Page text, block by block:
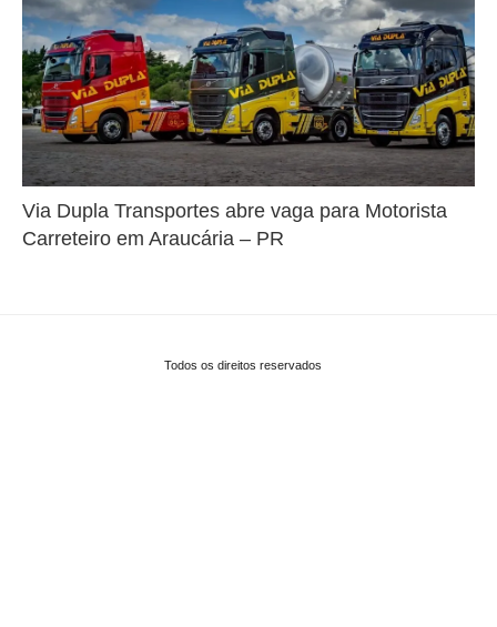
Via Dupla Transportes abre vaga para Motorista
Carreteiro em Araucária – PR
Todos os direitos reservados